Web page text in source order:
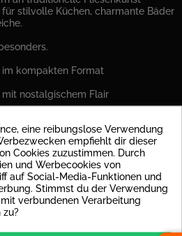
stilvolle Küchen, charmante Bäder
kompakten Format
nostalgischem Flair
zeitlose Wirkung
– Bastide entdecken!
für Ihre Wände.
eine reibungslose Verwendung
empfiehlt dir dieser
Cookies zuzustimmen. Durch
und Werbecookies von
auf Social-Media-Funktionen und
Stimmst du der Verwendung
verbundenen Verarbeitung
zu?